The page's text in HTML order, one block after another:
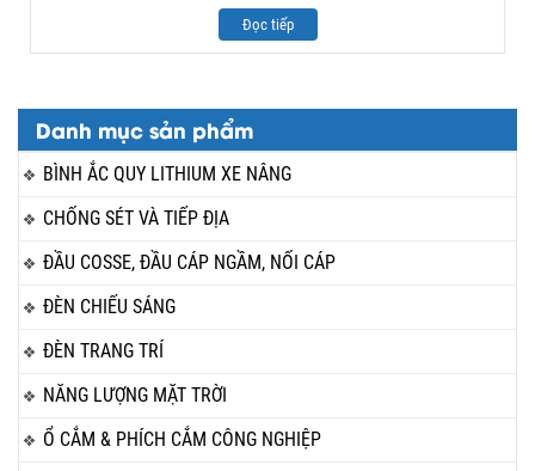
Danh mục sản phẩm
BÌNH ẮC QUY LITHIUM XE NÂNG
CHỐNG SÉT VÀ TIẾP ĐỊA
ĐẦU COSSE, ĐẦU CÁP NGẦM, NỐI CÁP
ĐÈN CHIẾU SÁNG
ĐÈN TRANG TRÍ
NĂNG LƯỢNG MẶT TRỜI
Ổ CẮM & PHÍCH CẮM CÔNG NGHIỆP
Đọc tiếp